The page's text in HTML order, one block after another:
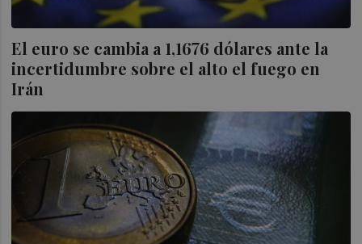
El euro se cambia a 1,1676 dólares ante la
incertidumbre sobre el alto el fuego en
Irán